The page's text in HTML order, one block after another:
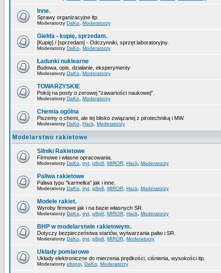
Inne.
Sprawy organizacyjne itp.
Moderatorzy DaKo Moderatorzy
Giełda - kupię, sprzedam.
[Kupię] / [sprzedam] - Odczynniki, sprzęt laboratoryjny.
Moderatorzy DaKo Moderatorzy
Ładunki nuklearne
Budowa, opis, działanie, eksperymenty
Moderatorzy DaKo Moderatorzy
TOWARZYSKIE
Pokój na posty o zerowej "zawartości naukowej".
Moderatorzy DaKo Moderatorzy
Chemia ogólna
Piszemy o chemi, ale tej blisko związanej z pirotechniką i MW.
Moderatorzy DaKo Hack Moderatorzy
Modelarstwo rakietowe
Silniki Rakietowe
Firmowe i własne opracowania.
Moderatorzy DaKo tryt p8p8 MIROR Hack Moderatorzy
Paliwa rakietowe
Paliwa typu "karmelka" jak i inne.
Moderatorzy DaKo tryt p8p8 MIROR Hack Moderatorzy
Modele rakiet.
Wyroby firmowe jak i na bazie własnych SR.
Moderatorzy DaKo tryt p8p8 MIROR Hack Moderatorzy
BHP w modelarstwie rakietowym.
Dotyczy bezpieczeństwa startów, wytwarzania paliw i SR.
Moderatorzy DaKo tryt p8p8 MIROR Moderatorzy
Układy pomiarowe
Układy elektroniczne do mierzenia prędkości, ciśnienia, wysokości itp.
Moderatorzy eltopsj DaKo Moderatorzy